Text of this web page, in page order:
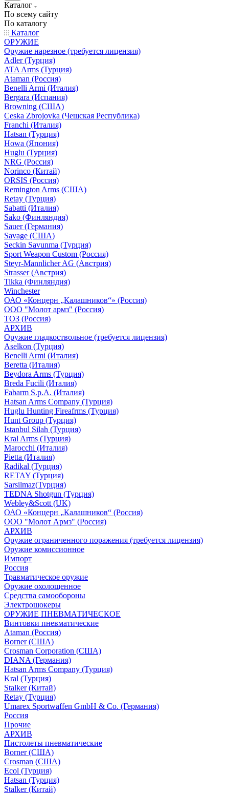
Каталог
По всему сайту
По каталогу
Каталог
ОРУЖИЕ
Оружие нарезное (требуется лицензия)
Adler (Турция)
ATA Arms (Турция)
Ataman (Россия)
Benelli Armi (Италия)
Bergara (Испания)
Browning (США)
Ceska Zbrojovka (Чешская Республика)
Franchi (Италия)
Hatsan (Турция)
Howa (Япония)
Huglu (Турция)
NRG (Россия)
Norinco (Китай)
ORSIS (Россия)
Remington Arms (США)
Retay (Турция)
Sabatti (Италия)
Sako (Финляндия)
Sauer (Германия)
Savage (США)
Seckin Savunma (Турция)
Sport Weapon Custom (Россия)
Steyr-Mannlicher AG (Австрия)
Strasser (Австрия)
Tikka (Финляндия)
Winchester
ОАО «Концерн „Калашников“» (Россия)
ООО "Молот армз" (Россия)
ТОЗ (Россия)
АРХИВ
Оружие гладкоствольное (требуется лицензия)
Aselkon (Турция)
Benelli Armi (Италия)
Beretta (Италия)
Beydora Arms (Турция)
Breda Fucili (Италия)
Fabarm S.p.A. (Италия)
Hatsan Arms Company (Турция)
Huglu Hunting Fireafrms (Турция)
Hunt Group (Турция)
Istanbul Silah (Турция)
Kral Arms (Турция)
Marocchi (Италия)
Pietta (Италия)
Radikal (Турция)
RETAY (Турция)
Sarsilmaz(Турция)
TEDNA Shotgun (Турция)
Webley&Scott (UK)
ОАО «Концерн „Калашников“ (Россия)
ООО "Молот Армз" (Россия)
АРХИВ
Оружие ограниченного поражения (требуется лицензия)
Оружие комиссионное
Импорт
Россия
Травматическое оружие
Оружие охолощенное
Средства самообороны
Электрошокеры
ОРУЖИЕ ПНЕВМАТИЧЕСКОЕ
Винтовки пневматические
Ataman (Россия)
Borner (США)
Crosman Corporation (США)
DIANA (Германия)
Hatsan Arms Company (Турция)
Kral (Турция)
Stalker (Китай)
Retay (Турция)
Umarex Sportwaffen GmbH & Co. (Германия)
Россия
Прочие
АРХИВ
Пистолеты пневматические
Borner (США)
Crosman (США)
Ecol (Турция)
Hatsan (Турция)
Stalker (Китай)